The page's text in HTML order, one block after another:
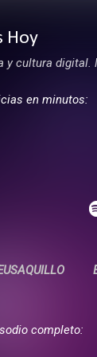
Hoy
y cultura
en minutos:
completo: